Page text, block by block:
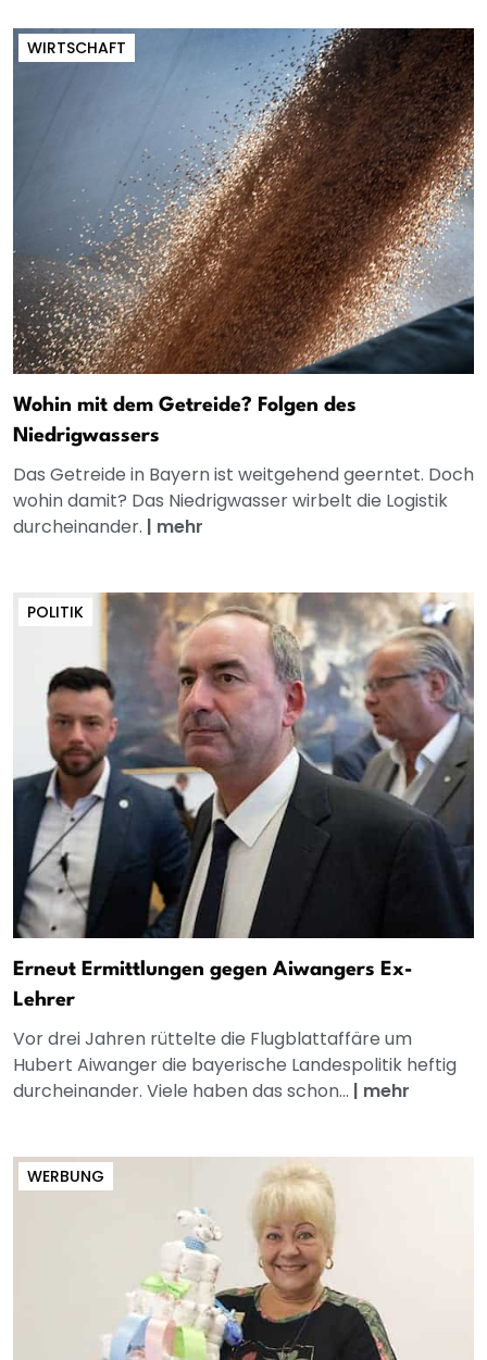
WIRTSCHAFT
Wohin mit dem Getreide? Folgen des
Niedrigwassers
Das Getreide in Bayern ist weitgehend geerntet. Doch
wohin damit? Das Niedrigwasser wirbelt die Logistik
durcheinander. | mehr
POLITIK
Erneut Ermittlungen gegen Aiwangers Ex-
Lehrer
Vor drei Jahren rüttelte die Flugblattaffäre um
Hubert Aiwanger die bayerische Landespolitik heftig
durcheinander. Viele haben das schon... | mehr
WERBUNG